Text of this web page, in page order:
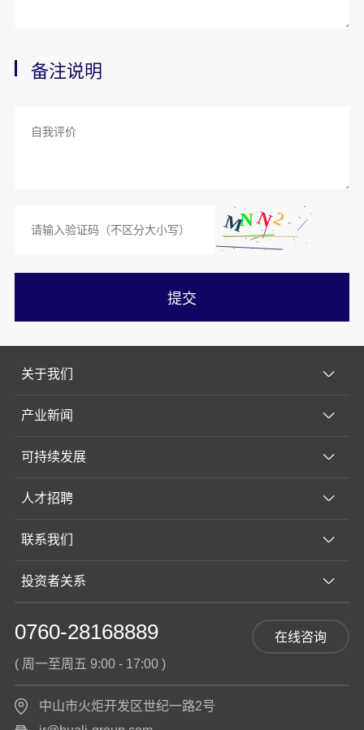
备注说明
提交
关于我们
产业新闻
可持续发展
人才招聘
联系我们
投资者关系
0760-28168889
( 周一至周五 9:00 - 17:00 )
在线咨询
中山市火炬开发区世纪一路2号